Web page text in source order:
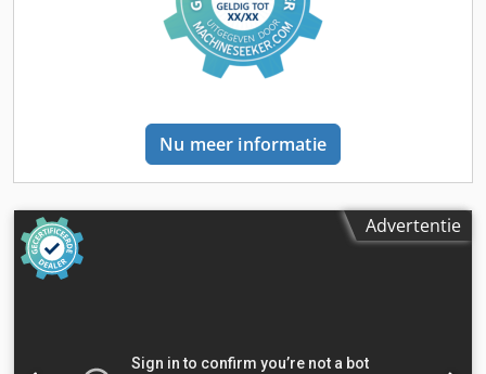
Nu meer informatie
Advertentie